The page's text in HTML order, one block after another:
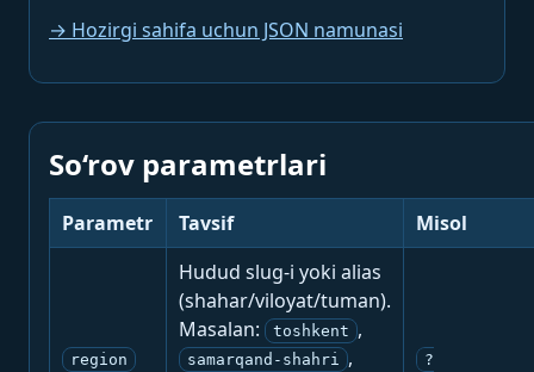
→ Hozirgi sahifa uchun JSON namunasi
So‘rov parametrlari
Parametr Tavsif Misol
region
Hudud slug-i yoki alias
(shahar/viloyat/tuman).
Masalan:
toshkent ,
samarqand-shahri ,
?